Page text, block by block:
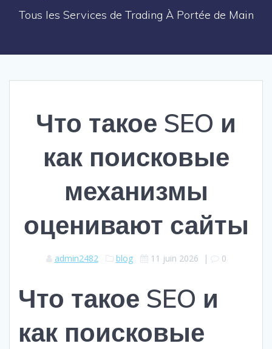
Tous les Services de Trading À Portée de Main
Что такое SEO и
как поисковые
механизмы
оценивают сайты
admin2482 blog 11 juin 2026 | 0
Что такое SEO и
как поисковые